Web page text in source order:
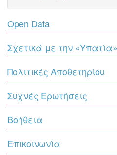
Open Data
Σχετικά με την «Υπατία»
Πολιτικές Αποθετηρίου
Συχνές Ερωτήσεις
Βοήθεια
Επικοινωνία